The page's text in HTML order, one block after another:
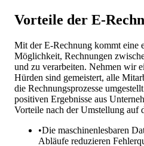
Vorteile der E-
Mit der E-Rechnung kommt eine
Möglichkeit, Rechnungen
und zu verarbeiten. Nehmen wir
Hürden sind gemeistert, alle
die Rechnungsprozesse
positiven Ergebnisse aus
Vorteile nach der Umstellung auf
•Die maschinenlesbaren
Abläufe reduzieren